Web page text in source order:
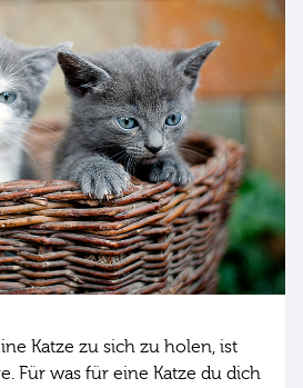
Katze zu sich zu holen, ist
Für was für eine Katze du dich